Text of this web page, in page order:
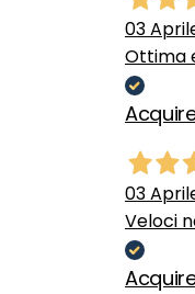
03
Ottima
03
Veloci